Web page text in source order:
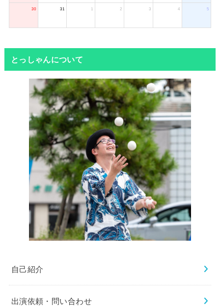
30 31 1 2 3 4 5
とっしゃんについて
自己紹介
出演依頼・問い合わせ